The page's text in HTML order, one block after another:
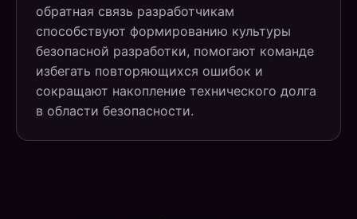
обратная связь разработчикам
способствуют формированию культуры
безопасной разработки, помогают команде
избегать повторяющихся ошибок и
сокращают накопление технического долга
в области безопасности.